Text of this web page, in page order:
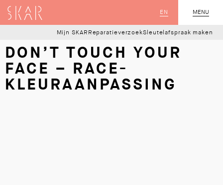
MENU
SLUIT
EN
SKAR
Mijn SKAR ReparatieverzoekSleutelafspraak maken
DON’T TOUCH YOUR
FACE – RACE-
KLEURAANPASSING